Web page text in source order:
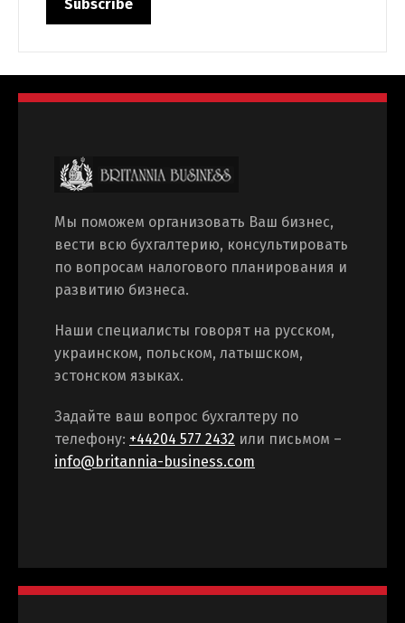
Мы поможем организовать Ваш бизнес,
вести всю бухгалтерию, консультировать
по вопросам налогового планирования и
развитию бизнеса.
Наши специалисты говорят на русском,
украинском, польском, латышском,
эстонском языках.
Задайте ваш вопрос бухгалтеру по
телефону: +44204 577 2432 или письмом –
info@britannia-business.com